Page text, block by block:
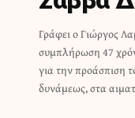
Γράφει ο Γιώργος
συμπλήρωση 47
για την προάσπιση
δυνάμεως, στα
νέο βιβλίο
ιστορικής